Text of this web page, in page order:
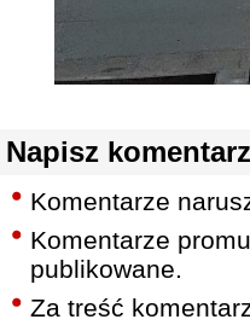
Napisz komentarz
Komentarze
Komentarze
publikowane.
Za treść